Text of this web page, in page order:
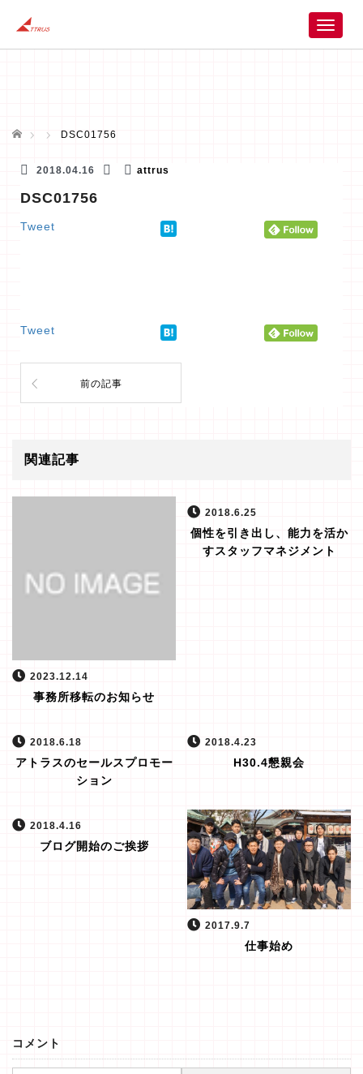
T
ホーム DSC01756
2018.04.16 attrus
DSC01756
Tweet
Tweet
前の記事
関連記事
2023.12.14
事務所移転のお知らせ
2018.6.25
個性を引き出し、能力を活か
すスタッフマネジメント
2018.6.18
アトラスのセールスプロモー
ション
2018.4.23
H30.4懇親会
2018.4.16
ブログ開始のご挨拶
2017.9.7
仕事始め
コメント